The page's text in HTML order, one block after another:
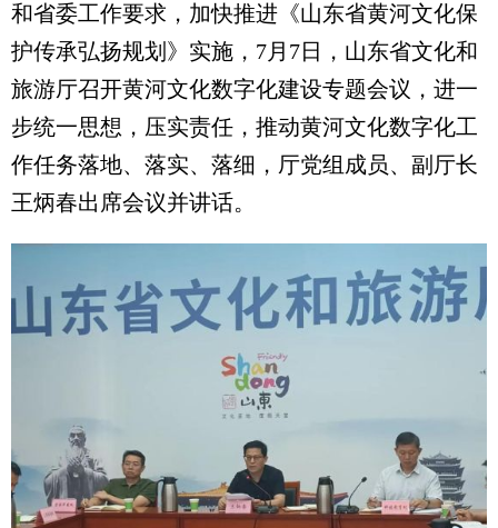
和省委工作要求，加快推进《山东省黄河文化保
护传承弘扬规划》实施，7月7日，山东省文化和
旅游厅召开黄河文化数字化建设专题会议，进一
步统一思想，压实责任，推动黄河文化数字化工
作任务落地、落实、落细，厅党组成员、副厅长
王炳春出席会议并讲话。